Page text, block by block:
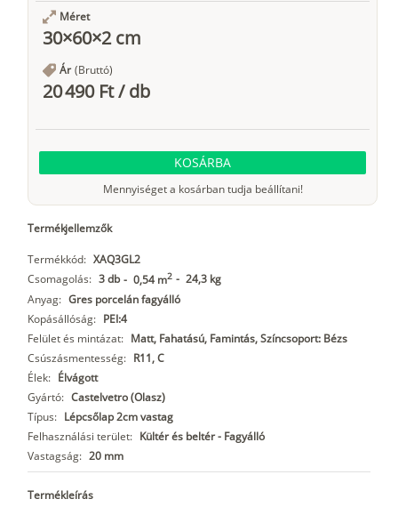
Méret
30×60×2 cm
Ár (Bruttó)
20 490 Ft/db
KOSÁRBA
Mennyiséget a kosárban tudja beállítani!
Termékjellemzők
Termékkód: XAQ3GL2
Csomagolás: 3 db - 0,54 m2 - 24,3 kg
Anyag: Gres porcelán fagyálló
Kopásállóság: PEI:4
Felület és mintázat: Matt, Fahatású, Famintás, Színcsoport: Bézs
Csúszásmentesség: R11, C
Élek: Élvágott
Gyártó: Castelvetro (Olasz)
Típus: Lépcsőlap 2cm vastag
Felhasználási terület: Kültér és beltér - Fagyálló
Vastagság: 20 mm
Termékleírás